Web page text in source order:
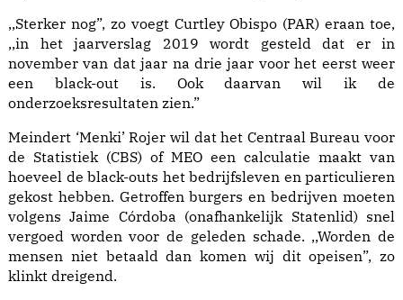
,,Sterker nog”, zo voegt Curtley Obispo (PAR) eraan toe,
,,in het jaarverslag 2019 wordt gesteld dat er in
november van dat jaar na drie jaar voor het eerst weer
een black-out is. Ook daarvan wil ik de
onderzoeksresultaten zien.”
Meindert ‘Menki’ Rojer wil dat het Centraal Bureau voor
de Statistiek (CBS) of MEO een calculatie maakt van
hoeveel de black-outs het bedrijfsleven en particulieren
gekost hebben. Getroffen burgers en bedrijven moeten
volgens Jaime Córdoba (onafhankelijk Statenlid) snel
vergoed worden voor de geleden schade. ,,Worden de
mensen niet betaald dan komen wij dit opeisen”, zo
klinkt dreigend.